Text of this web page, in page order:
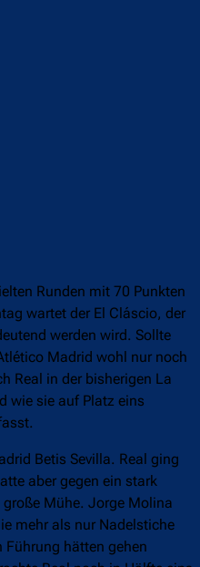
Runden mit 70 Punkten
wartet der El Cláscio, der
werden wird. Sollte
Madrid wohl nur noch
Real in der bisherigen La
wie sie auf Platz eins
Betis Sevilla. Real ging
aber gegen ein stark
Mühe. Jorge Molina
mehr als nur Nadelstiche
hätten gehen